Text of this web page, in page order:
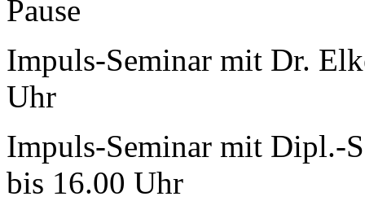
Pause
Impuls-Seminar mit Dr.
Uhr
Impuls-Seminar mit Dipl.-
bis 16.00 Uhr